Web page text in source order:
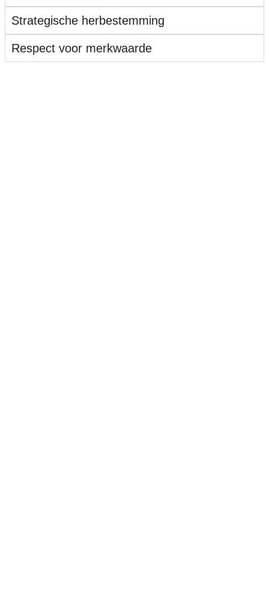
Strategische herbestemming
Respect voor merkwaarde